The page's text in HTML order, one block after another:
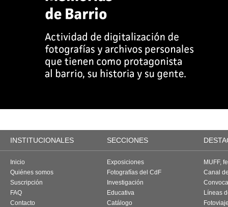
INSTITUCIONALES SECCIONES
Inicio
Quiénes somos
Suscripción
FAQ
Contacto
Exposiciones
Fotografías del CdF
Investigación
Educativa
Catálogo
MUFF,
Canal
Líneas